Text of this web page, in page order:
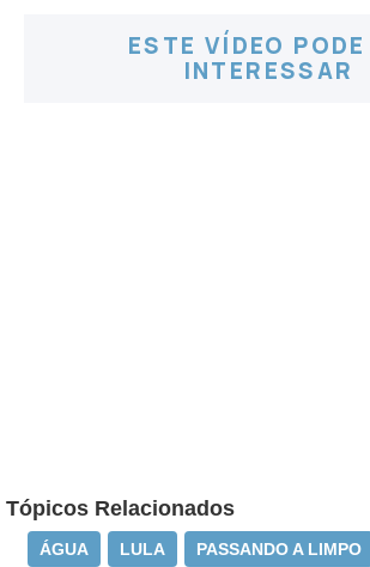
ESTE VÍDEO
INTERESSAR
Tópicos Relacionados
ÁGUA LULA PASSANDO A LIMPO